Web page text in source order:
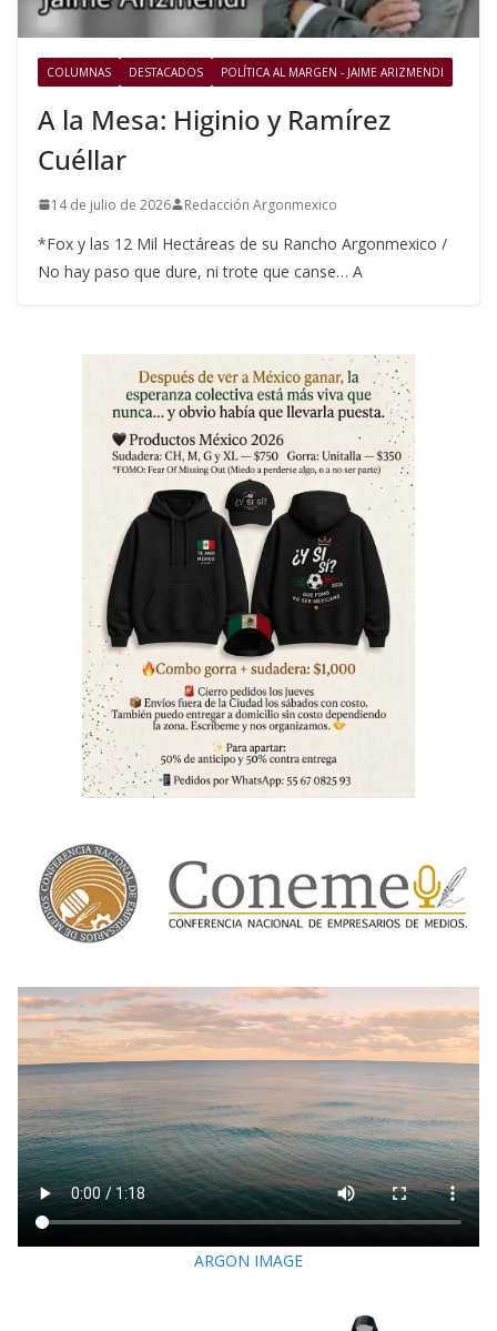
COLUMNAS DESTACADOS POLÍTICA AL MARGEN - JAIME ARIZMENDI
A la Mesa: Higinio y Ramírez
Cuéllar
14 de julio de 2026 Redacción Argonmexico
*Fox y las 12 Mil Hectáreas de su Rancho Argonmexico /
No hay paso que dure, ni trote que canse… A
ARGON IMAGE